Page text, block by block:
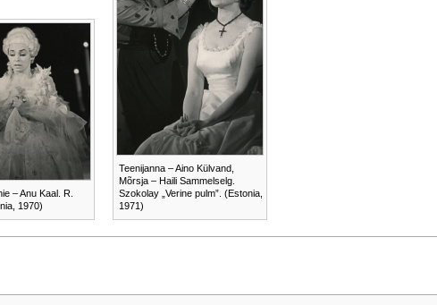
– Anu Kaal. R.
1970)
Teenijanna – Aino Külvand,
Mõrsja – Haili Sammelselg.
Szokolay „Verine pulm”. (Estonia,
1971)